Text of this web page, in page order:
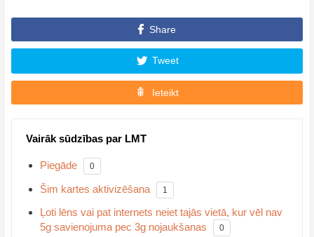
Share
Tweet
Ieteikt
Vairāk sūdzības par LMT
Piegāde 0
Šim kartes aktivizēšana 1
Ļoti lēns vai pat internets neiet tajās vietā, kur vēl nav
5g savienojuma pec 3g nojaukšanas
0